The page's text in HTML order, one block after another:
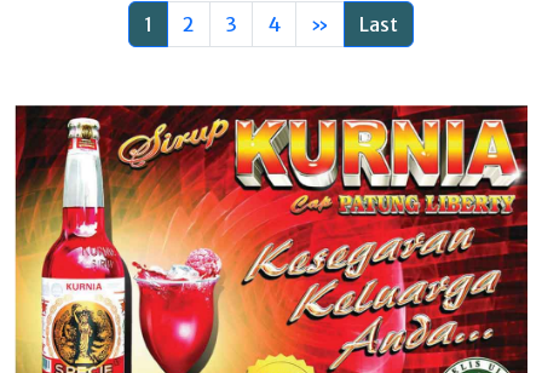
1 2 3 4 » Last